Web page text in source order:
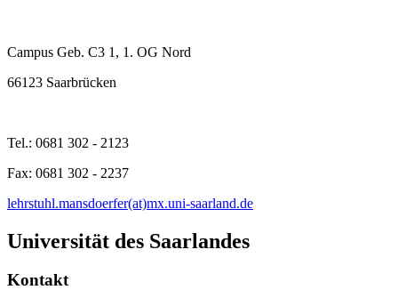
Campus Geb. C3 1, 1. OG Nord
66123 Saarbrücken
Tel.: 0681 302 - 2123
Fax: 0681 302 - 2237
lehrstuhl.mansdoerfer(at)mx.uni-saarland.de
Universität des Saarlandes
Kontakt